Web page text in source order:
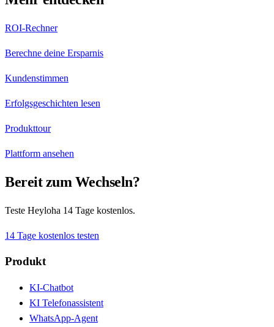
ROI-Rechner
Berechne deine Ersparnis
Kundenstimmen
Erfolgsgeschichten lesen
Produkttour
Plattform ansehen
Bereit zum Wechseln?
Teste Heyloha 14 Tage kostenlos.
14 Tage kostenlos testen
Produkt
KI-Chatbot
KI Telefonassistent
WhatsApp-Agent